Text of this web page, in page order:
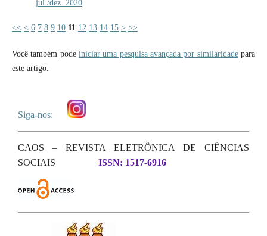
jul./dez. 2020
<< < 6 7 8 9 10 11 12 13 14 15 > >>
Você também pode iniciar uma pesquisa avançada por similaridadepara
este artigo.
Siga-nos:
CAOS – REVISTA ELETRÔNICA DE CIÊNCIAS
SOCIAIS
ISSN: 1517-6916